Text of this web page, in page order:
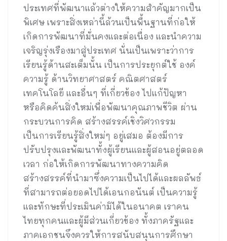
ประเทศที่พัฒนาแล้วต่างให้ความสำคัญมากเป็น
พิเศษ เพราะสิ่งเหล่านี้ล้วนเป็นพื้นฐานที่ก่อให้
เกิดการพัฒนาที่มั่นคงและต่อเนื่อง และนำความ
เจริญรุ่งเรืองมาสู่ประเทศ นั่นเป็นเพราะว่าการ
เรียนรู้ด้านสะเต็มนั้น เป็นการประยุกต์ใช้ องค์
ความรู้ ด้านวิทยาศาสตร์ คณิตศาสตร์
เทคโนโลยี และอื่นๆ ที่เกี่ยวข้อง ไปแก้ปัญหา
หรือคิดค้นสิ่งใหม่เพื่อพัฒนาคุณภาพชีวิต ผ่าน
กระบวนการคิด สร้างสรรค์เชิงวิศวกรรม
เป็นการเรียนรู้สิ่งใหม่ๆ อยู่เสมอ ต้องมีการ
ปรับปรุงและพัฒนาทั้งผู้เรียนและผู้สอนอยู่ตลอด
เวลา ก่อให้เกิดการพัฒนาทางความคิด
สร้างสรรค์ที่นำมาซึ่งความเป็นไปได้และผลลัพธ์
ที่สามารถต่อยอดไปได้เอนกอนันต์ เป็นความรู้
และทักษะที่ประเมินค่ามิได้ในอนาคต เราคน
ไทยทุกคนและผู้มีส่วนเกี่ยวข้อง ทั้งภาครัฐและ
ภาคเอกชนจึงควรให้การสนับสนุนการศึกษา